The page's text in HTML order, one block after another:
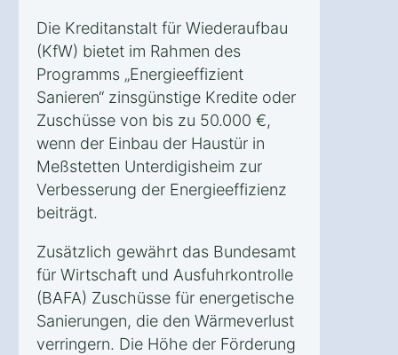
Die Kreditanstalt für Wiederaufbau
(KfW) bietet im Rahmen des
Programms „Energieeffizient
Sanieren“ zinsgünstige Kredite oder
Zuschüsse von bis zu 50.000 €,
wenn der Einbau der Haustür in
Meßstetten Unterdigisheim zur
Verbesserung der Energieeffizienz
beiträgt.
Zusätzlich gewährt das Bundesamt
für Wirtschaft und Ausfuhrkontrolle
(BAFA) Zuschüsse für energetische
Sanierungen, die den Wärmeverlust
verringern. Die Höhe der Förderung